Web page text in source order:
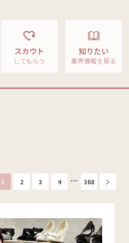
スカウト
してもらう
知りたい
業界情報を見る
1 2 3 4 368